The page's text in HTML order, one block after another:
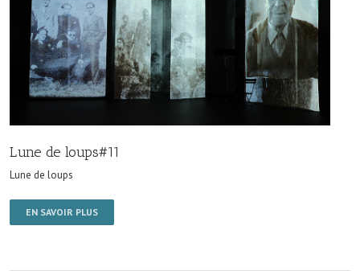
Lune de loups#11
Lune de loups
EN SAVOIR PLUS